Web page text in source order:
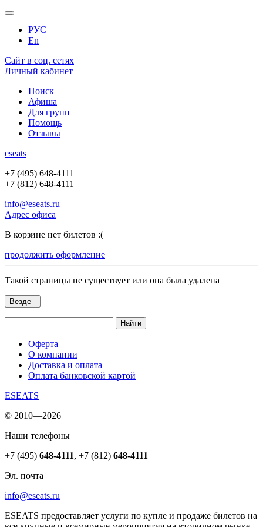
РУС
En
Сайт в соц. сетях
Личный кабинет
Поиск
Афиша
Для групп
Помощь
Отзывы
eseats
+7 (495) 648-4111
+7 (812) 648-4111
info@eseats.ru
Адрес офиса
В корзине нет билетов :(
продолжить оформление
Такой страницы не существует или она была удалена
Везде
Найти
Оферта
О компании
Доставка и оплата
Оплата банковской картой
ESEATS
© 2010—2026
Наши телефоны
+7 (495) 648-4111, +7 (812) 648-4111
Эл. почта
info@eseats.ru
ESEATS предоставляет услуги по купле и продаже билетов на